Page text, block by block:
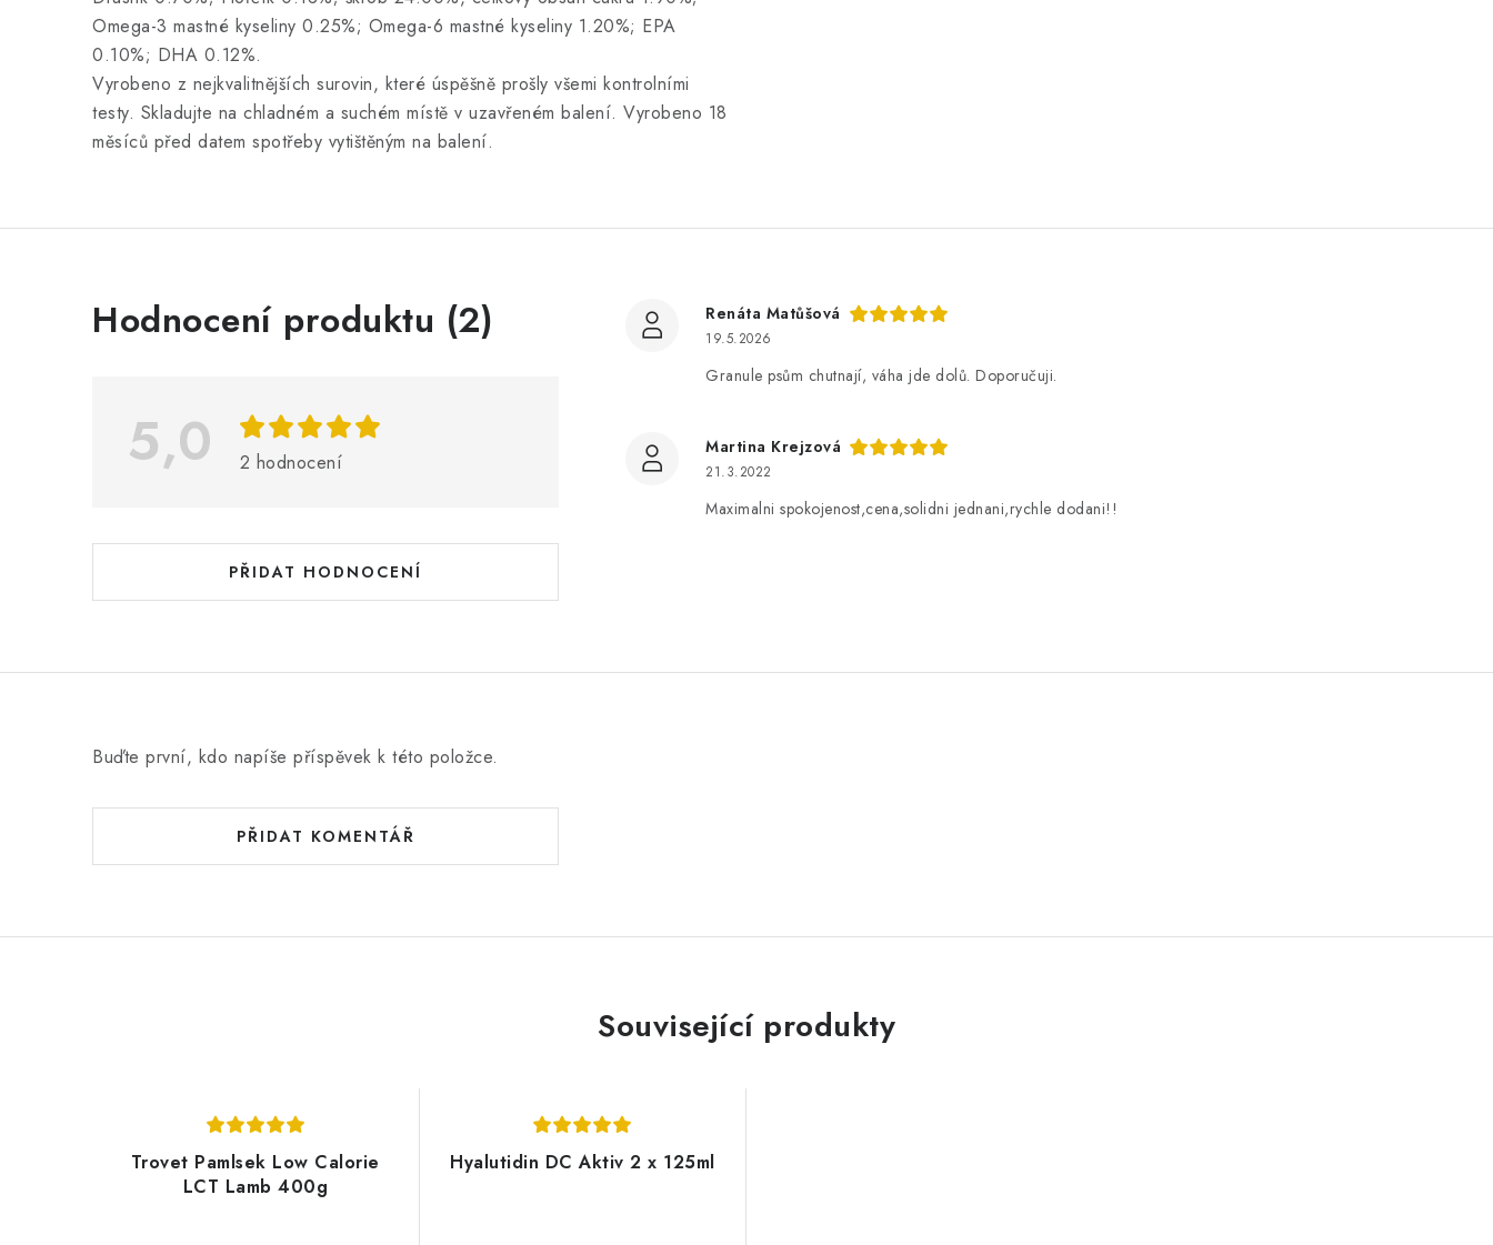
Omega-3 mastné kyseliny 0.25%; Omega-6 mastné kyseliny 1.20%; EPA
0.10%; DHA 0.12%.
Vyrobeno z nejkvalitnějších surovin, které úspěšně prošly všemi kontrolními
testy. Skladujte na chladném a suchém místě v uzavřeném balení. Vyrobeno 18
měsíců před datem spotřeby vytištěným na balení.
Hodnocení produktu (2)
5,0 2 hodnocení
PŘIDAT HODNOCENÍ
V
o
n
c
n
Renáta Matůšová
19.5.2026
Granule psům chutnají, váha jde dolů. Doporučuji.
Martina Krejzová
21.3.2022
Maximalni spokojenost,cena,solidni jednani,rychle dodani!!
Buďte první, kdo napíše příspěvek k této položce.
PŘIDAT KOMENTÁŘ
Související produkty
Trovet Pamlsek Low Calorie
LCT Lamb 400g
Hyalutidin DC Aktiv 2 x 125ml